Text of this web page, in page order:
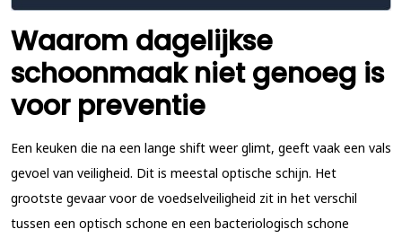
Waarom dagelijkse
schoonmaak niet genoeg is
voor preventie
Een keuken die na een lange shift weer glimt, geeft vaak een vals
gevoel van veiligheid. Dit is meestal optische schijn. Het
grootste gevaar voor de voedselveiligheid zit in het verschil
tussen een optisch schone en een bacteriologisch schone